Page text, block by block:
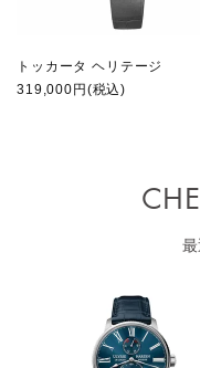
トッカータ ヘリテージ
319,000円(税込)